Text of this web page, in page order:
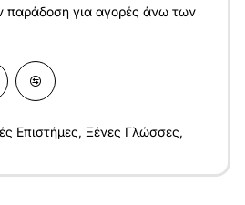
για αγορές άνω των
Επιστήμες, Ξένες Γλώσσες,